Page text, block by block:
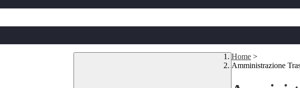
Home >
Amministrazione